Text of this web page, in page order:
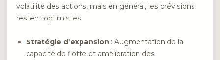
volatilité des actions, mais en général, les prévisions
restent optimistes.
Stratégie d’expansion : Augmentation de la
capacité de flotte et amélioration des